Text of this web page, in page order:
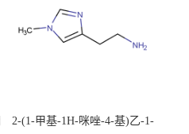
2-(1-甲基-1H-咪唑-4-基)乙-1-